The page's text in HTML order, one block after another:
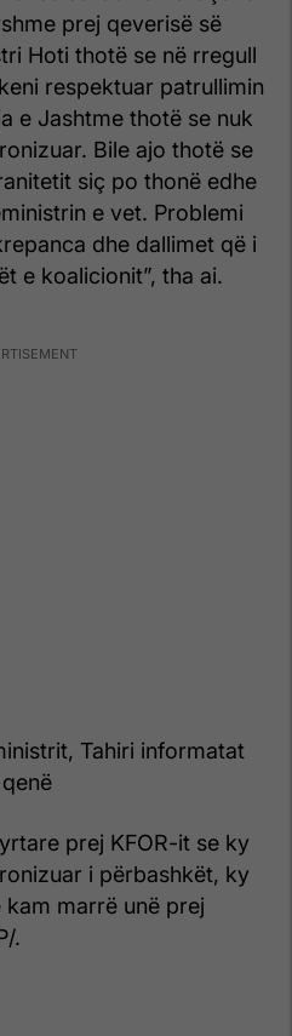
prej qeverisë së
Hoti thotë se në rregull
respektuar patrullimin
e Jashtme thotë se nuk
Bile ajo thotë se
siç po thonë edhe
e vet. Problemi
dhe dallimet që i
e koalicionit”, tha ai.
Tahiri informatat
prej KFOR-it se ky
i përbashkët, ky
marrë unë prej
.